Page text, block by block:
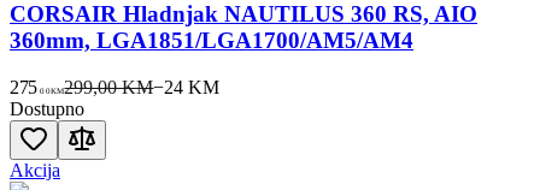
CORSAIR Hladnjak NAUTILUS 360 RS, AIO
360mm, LGA1851/LGA1700/AM5/AM4
275 00KM299,00 KM−24 KM
Dostupno
Akcija